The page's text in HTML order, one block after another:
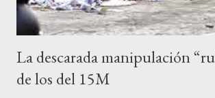
La descarada manipulación
de los del 15M